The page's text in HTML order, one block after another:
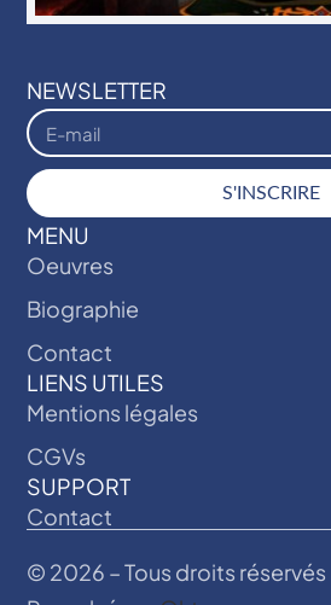
NEWSLETTER
S'INSCRIRE
MENU
Oeuvres
Biographie
Contact
LIENS UTILES
Mentions légales
CGVs
SUPPORT
Contact
© 2026 – Tous droits réservés